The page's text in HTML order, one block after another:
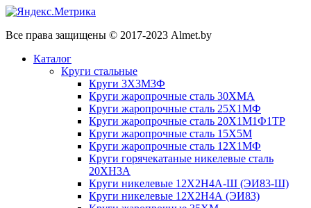
Все права защищены © 2017-2023 Almet.by
Каталог
Круги стальные
Круги 3Х3М3Ф
Круги жаропрочные сталь 30ХМА
Круги жаропрочные сталь 25Х1МФ
Круги жаропрочные сталь 20Х1М1Ф1ТР
Круги жаропрочные сталь 15Х5М
Круги жаропрочные сталь 12Х1МФ
Круги горячекатаные никелевые сталь
20ХН3А
Круги никелевые 12Х2Н4А-Ш (ЭИ83-Ш)
Круги никелевые 12Х2Н4А (ЭИ83)